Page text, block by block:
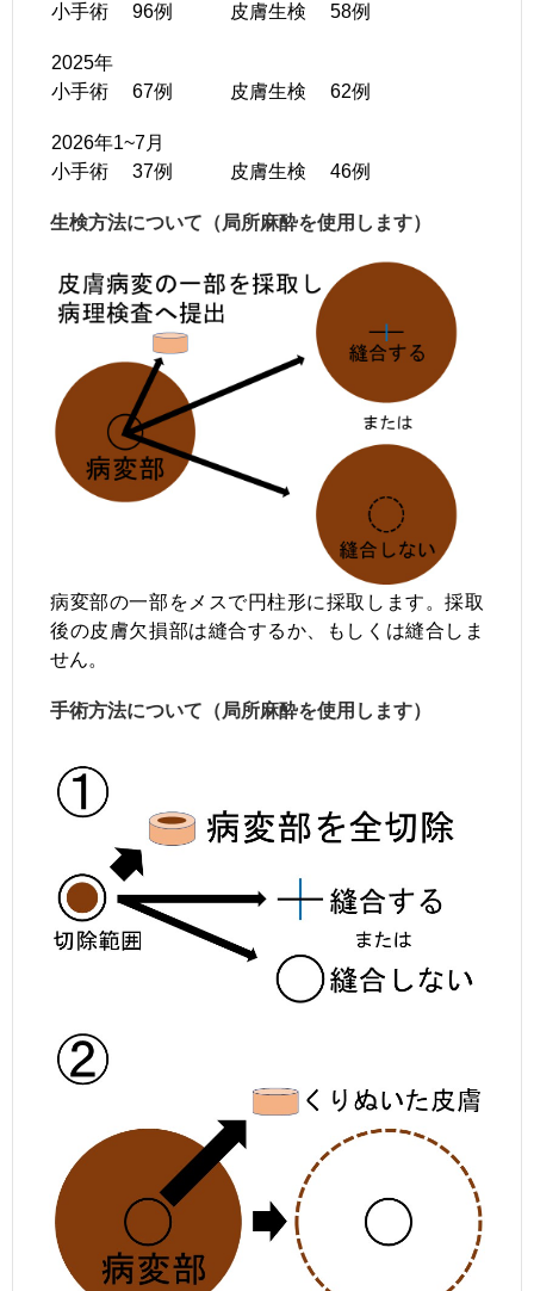
小手術 96例 皮膚生検 58例
2025年
小手術 67例 皮膚生検 62例
2026年1~7月
小手術 37例 皮膚生検 46例
生検方法について（局所麻酔を使用します）
病変部の一部をメスで円柱形に採取します。採取
後の皮膚欠損部は縫合するか、もしくは縫合しま
せん。
手術方法について（局所麻酔を使用します）